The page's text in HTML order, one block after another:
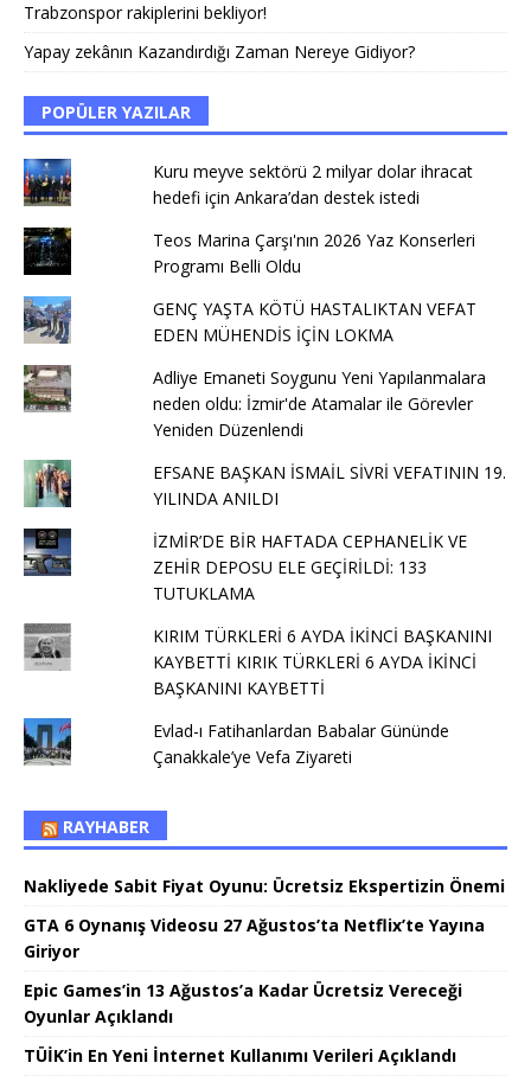
Trabzonspor rakiplerini bekliyor!
Yapay zekânın Kazandırdığı Zaman Nereye Gidiyor?
POPÜLER YAZILAR
Kuru meyve sektörü 2 milyar dolar ihracat
hedefi için Ankara’dan destek istedi
Teos Marina Çarşı'nın 2026 Yaz Konserleri
Programı Belli Oldu
GENÇ YAŞTA KÖTÜ HASTALIKTAN VEFAT
EDEN MÜHENDİS İÇİN LOKMA
Adliye Emaneti Soygunu Yeni Yapılanmalara
neden oldu: İzmir'de Atamalar ile Görevler
Yeniden Düzenlendi
EFSANE BAŞKAN İSMAİL SİVRİ VEFATININ 19.
YILINDA ANILDI
İZMİR’DE BİR HAFTADA CEPHANELİK VE
ZEHİR DEPOSU ELE GEÇİRİLDİ: 133
TUTUKLAMA
KIRIM TÜRKLERİ 6 AYDA İKİNCİ BAŞKANINI
KAYBETTİ KIRIK TÜRKLERİ 6 AYDA İKİNCİ
BAŞKANINI KAYBETTİ
Evlad-ı Fatihanlardan Babalar Gününde
Çanakkale’ye Vefa Ziyareti
RAYHABER
Nakliyede Sabit Fiyat Oyunu: Ücretsiz Ekspertizin Önemi
GTA 6 Oynanış Videosu 27 Ağustos’ta Netflix’te Yayına
Giriyor
Epic Games’in 13 Ağustos’a Kadar Ücretsiz Vereceği
Oyunlar Açıklandı
TÜİK’in En Yeni İnternet Kullanımı Verileri Açıklandı